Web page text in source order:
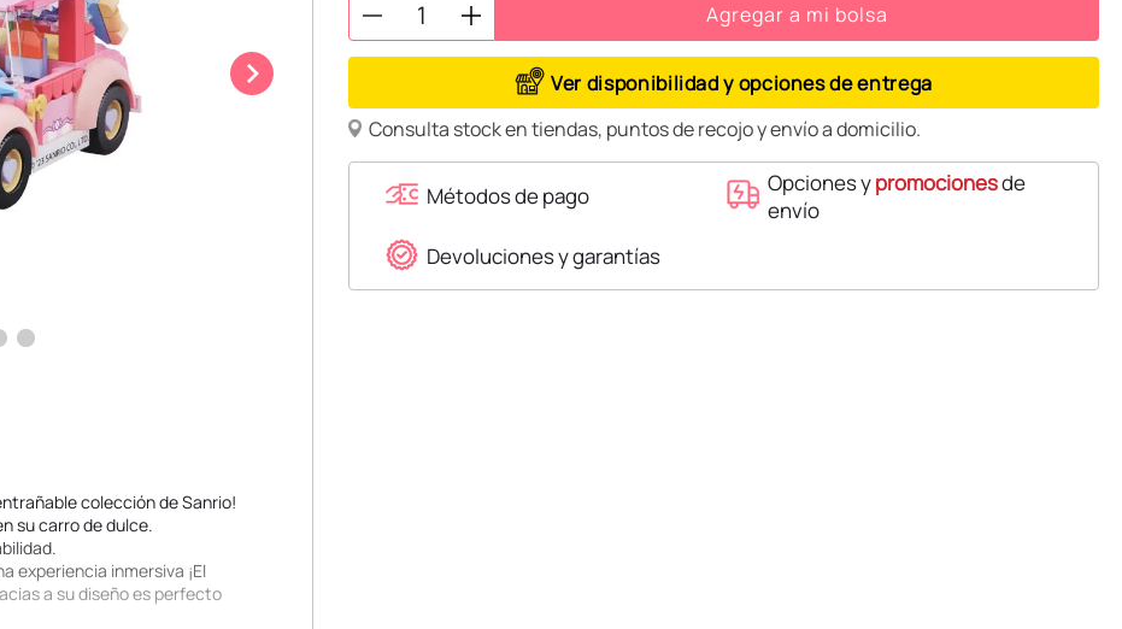
colección de Sanrio!
su carro de dulce.
experiencia inmersiva ¡El
a su diseño es perfecto
Agregar a mi bolsa
Ver disponibilidad y opciones de entrega
Consulta stock en tiendas, puntos de recojo y envío a domicilio.
Métodos de pago Opciones ypromocionesde
envío
Devoluciones y garantías